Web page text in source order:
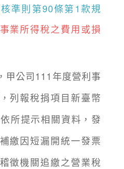
準則第90條第1款規
業所得稅之費用或損
公司111年度營利事
列報稅捐項目新臺幣
所提示相關資料，發
繳因短漏開統一發票
徵機關追繳之營業稅